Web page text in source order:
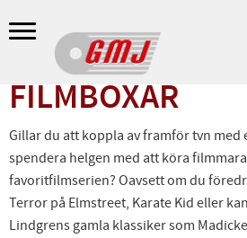
Meny
FILMBOXAR
Gillar du att koppla av framför tvn med
spendera helgen med att köra
favoritfilmserien? Oavsett om du
Terror på Elmstreet, Karate Kid eller
Lindgrens gamla klassiker som